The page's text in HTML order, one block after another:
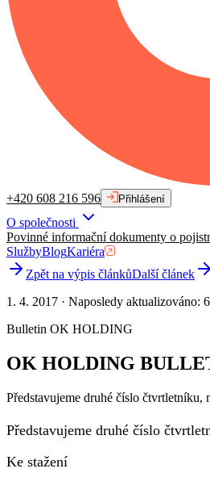
+420 608 216 596 Přihlášení
O společnosti
Povinné informační dokumenty o
SlužbyBlogKariéra
Zpět na výpis článkůDalší článek
1. 4. 2017 · Naposledy aktualizováno:
Bulletin OK HOLDING
OK HOLDING
Představujeme druhé číslo
Představujeme druhé číslo
Ke stažení